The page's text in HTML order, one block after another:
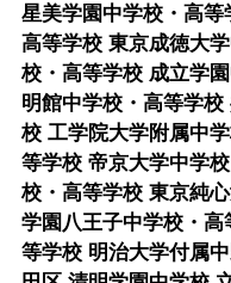
星美学園中学校・高等
高等学校 東京成徳大
校・高等学校 成立学
明館中学校・高等学
校 工学院大学附属中
等学校 帝京大学中学
校・高等学校 東京純
学園八王子中学校・
等学校 明治大学付属